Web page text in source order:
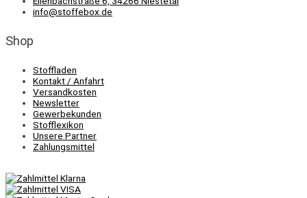
info@stoffebox.de
Shop
Stoffladen
Kontakt / Anfahrt
Versandkosten
Newsletter
Gewerbekunden
Stofflexikon
Unsere Partner
Zahlungsmittel